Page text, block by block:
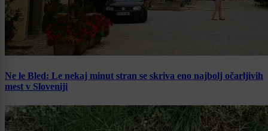
Ne le Bled: Le nekaj minut stran se skriva eno najbolj očarljivih
mest v Sloveniji